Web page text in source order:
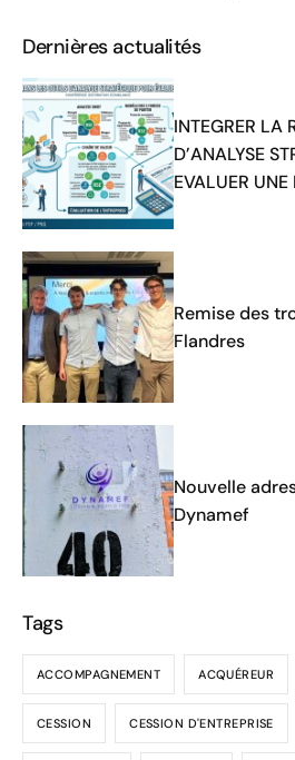
Dernières actualités
INTEGRER LA
D’ANALYSE
EVALUER UNE
Remise des
Flandres
Nouvelle
Dynamef
Tags
ACCOMPAGNEMENT ACQUÉREUR
CESSION CESSION D'ENTREPRISE